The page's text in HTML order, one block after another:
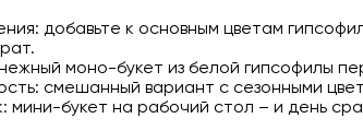
добавьте к основным цветам
моно-букет из белой гипсофилы
смешанный вариант с сезонными
мини-букет на рабочий стол – и день